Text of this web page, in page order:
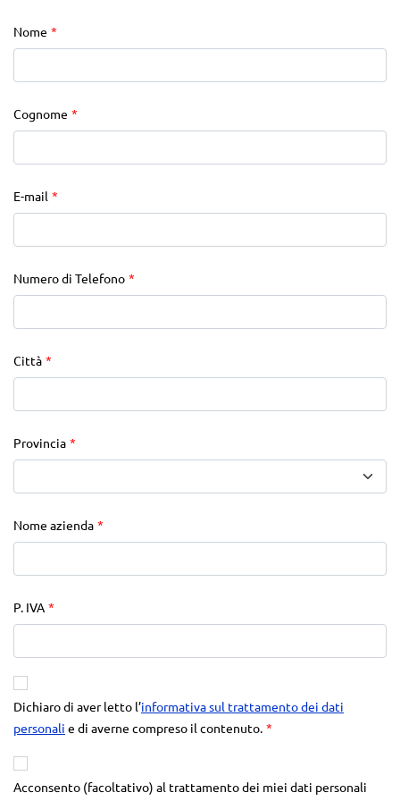
Nome *
Cognome *
E-mail *
Numero di Telefono *
Città *
Provincia *
Nome azienda *
P. IVA *
Dichiaro di aver letto l’informativa sul trattamento dei dati
personali e di averne compreso il contenuto. *
Acconsento (facoltativo) al trattamento dei miei dati personali